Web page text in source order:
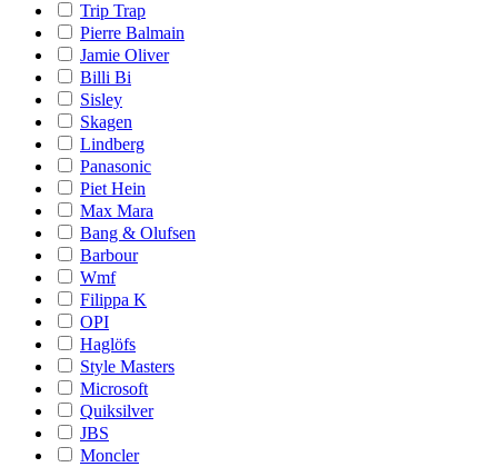
Trip Trap
Pierre Balmain
Jamie Oliver
Billi Bi
Sisley
Skagen
Lindberg
Panasonic
Piet Hein
Max Mara
Bang & Olufsen
Barbour
Wmf
Filippa K
OPI
Haglöfs
Style Masters
Microsoft
Quiksilver
JBS
Moncler